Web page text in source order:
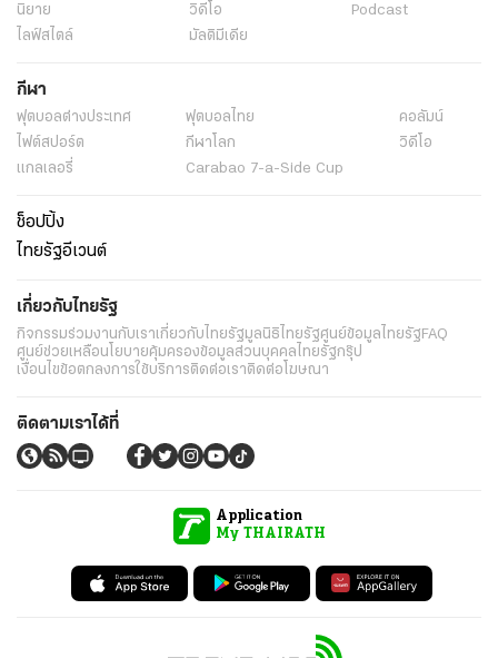
นิยาย
วิดีโอ
Podcast
ไลฟ์สไตล์
มัลติมีเดีย
กีฬา
ฟุตบอลต่่างประเทศ ฟุตบอลไทย
คอลัมน์
ไฟต์สปอร์ต
กีฬาโลก
วิดีโอ
แกลเลอรี่
Carabao 7-a-Side Cup
ช็อปปิ้ง
ไทยรัฐอีเวนต์
เกี่ยวกับไทยรัฐ
กิจกรรมร่วมงานกับเราเกี่ยวกับไทยรัฐมูลนิธิไทยรัฐศูนย์ข้อมูลไทยรัฐ FAQ
ศูนย์ช่วยเหลือนโยบายคุ้มครองข้อมูลส่วนบุคคลไทยรัฐกรุ๊ป
เงื่อนไขข้อตกลงการใช้บริการติดต่อเราติดต่อโฆษณา
ติดตามเราได้ที่
Application
My THAIRATH